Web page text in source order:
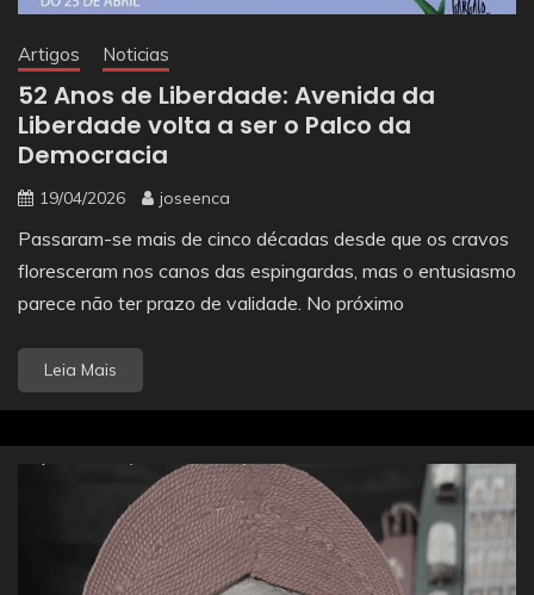
Artigos Noticias
52 Anos de Liberdade: Avenida da
Liberdade volta a ser o Palco da
Democracia
19/04/2026 joseenca
Passaram-se mais de cinco décadas desde que os cravos
floresceram nos canos das espingardas, mas o entusiasmo
parece não ter prazo de validade. No próximo
Leia Mais